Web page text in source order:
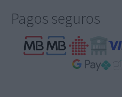
Pagos seguros